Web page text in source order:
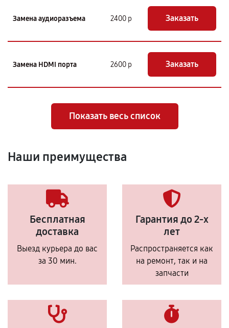
Замена аудиоразъема 2400 р Заказать
Замена HDMI порта 2600 р Заказать
Показать весь список
Наши преимущества
Бесплатная
доставка
Выезд курьера до вас
за 30 мин.
Гарантия до 2-х
лет
Распространяется как
на ремонт, так и на
запчасти